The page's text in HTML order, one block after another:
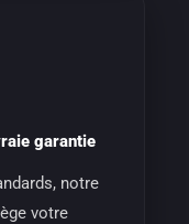
garantie
notre
votre